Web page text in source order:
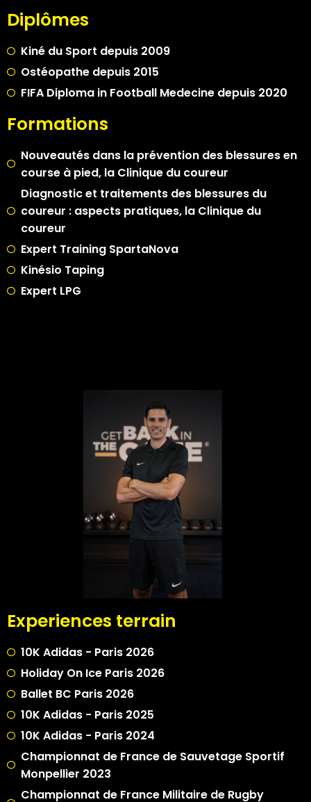
Diplômes
Kiné du Sport depuis 2009
Ostéopathe depuis 2015
FIFA Diploma in Football Medecine depuis 2020
Formations
Nouveautés dans la prévention des blessures en
course à pied, la Clinique du coureur
Diagnostic et traitements des blessures du
coureur : aspects pratiques, la Clinique du
coureur
Expert Training SpartaNova
Kinésio Taping
Expert LPG
Experiences terrain
10K Adidas - Paris 2026
Holiday On Ice Paris 2026
Ballet BC Paris 2026
10K Adidas - Paris 2025
10K Adidas - Paris 2024
Championnat de France de Sauvetage Sportif
Monpellier 2023
Championnat de France Militaire de Rugby